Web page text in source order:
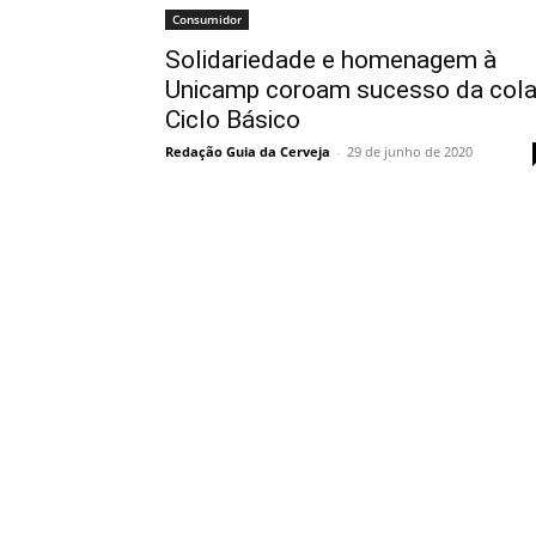
Consumidor
Solidariedade e homenagem à
Unicamp coroam sucesso da
Ciclo Básico
Redação Guia da Cerveja - 29 de junho de 2020